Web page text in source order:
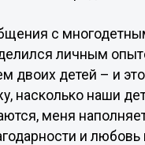
с
личным
двоих детей – и
насколько наши
меня
и